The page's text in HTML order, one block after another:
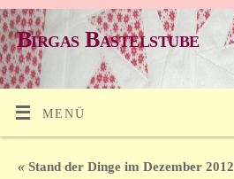
Birgas Bastelstube
MENÜ
« Stand der Dinge im Dezember 2012